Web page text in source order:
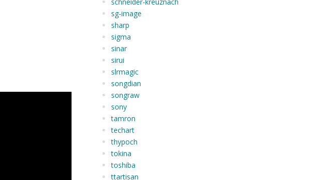
sg-image
sharp
sigma
sinar
sirui
slrmagic
songdian
songraw
sony
tamron
techart
thypoch
tokina
toshiba
ttartisan